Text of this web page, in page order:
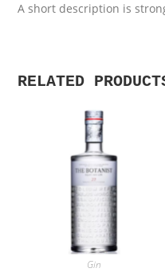
A short description is
RELATED
Gin